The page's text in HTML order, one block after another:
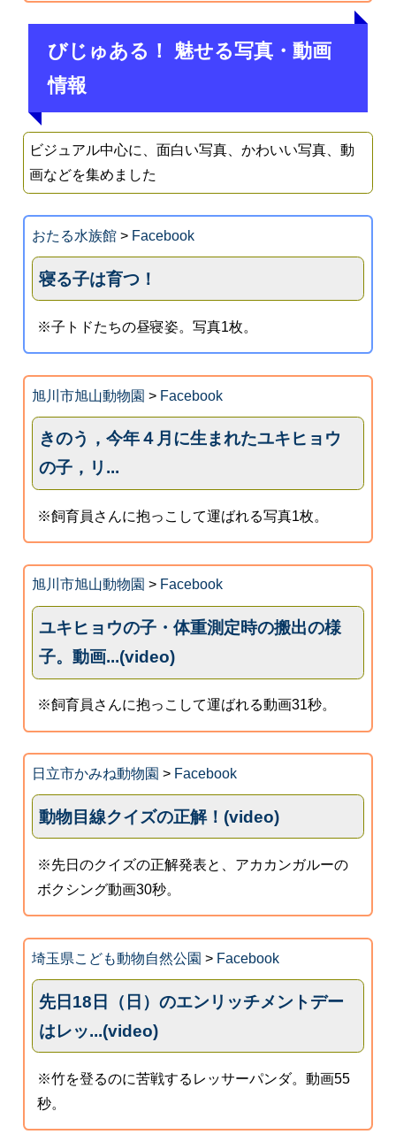
びじゅある！ 魅せる写真・動画
情報
ビジュアル中心に、面白い写真、かわいい写真、動
画などを集めました
おたる水族館> Facebook
寝る子は育つ！
※子トドたちの昼寝姿。写真1枚。
旭川市旭山動物園 > Facebook
きのう，今年４月に生まれたユキヒョウ
の子，リ...
※飼育員さんに抱っこして運ばれる写真1枚。
旭川市旭山動物園 > Facebook
ユキヒョウの子・体重測定時の搬出の様
子。動画...(video)
※飼育員さんに抱っこして運ばれる動画31秒。
日立市かみね動物園 > Facebook
動物目線クイズの正解！(video)
※先日のクイズの正解発表と、アカカンガルーの
ボクシング動画30秒。
埼玉県こども動物自然公園 > Facebook
先日18日（日）のエンリッチメントデー
はレッ...(video)
※竹を登るのに苦戦するレッサーパンダ。動画55
秒。